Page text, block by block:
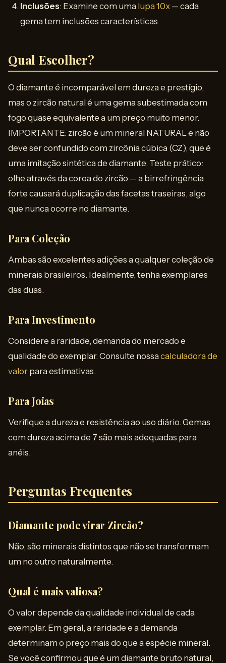
Inclusões: Examine com uma lupa 10x — cada
gema tem inclusões características
Qual Escolher?
O diamante é incomparável em dureza e prestígio,
mas o zircão natural é uma gema subestimada com
fogo quase equivalente a um preço muito menor.
IMPORTANTE: zircão é um mineral NATURAL e não
deve ser confundido com zircônia cúbica (CZ), que é
uma imitação sintética de diamante. Teste prático:
olhe através da coroa do zircão — a birrefringência
forte causará duplicação das facetas traseiras, algo
que nunca ocorre no diamante.
Para Coleção
Ambas são excelentes adições a qualquer coleção de
minerais brasileiros. Idealmente, tenha exemplares
das duas.
Para Investimento
Considere a raridade, demanda do mercado e
qualidade do exemplar. Consulte nossa calculadora de
valor para estimativas.
Para Joias
Verifique a dureza e resistência ao uso diário. Gemas
com dureza acima de 7 são mais adequadas para
anéis.
Perguntas Frequentes
Diamante pode virar Zircão?
Não, são minerais distintos que não se transformam
um no outro naturalmente.
Qual é mais valiosa?
O valor depende da qualidade individual de cada
exemplar. Em geral, a raridade e a demanda
determinam o preço mais do que a espécie mineral.
Se você confirmou que é um diamante bruto natural,